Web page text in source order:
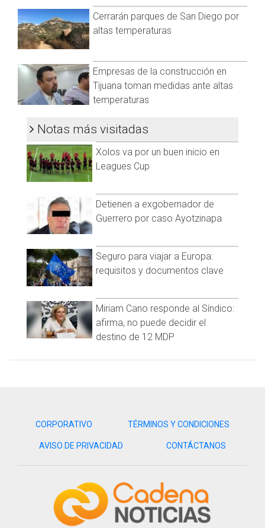
espacios de recreación.
"Tenemos muchas limitantes a veces los espacios hay que
pedirlos, la policía no nos deja trabajar o son muchos
factores que influyen muchas veces en el desarrollo pero
nosotros tratamos de hacerlo de la mejor manera", expresó
Los malabaristas buscan la aceptación de la sociedad, de
cambiar la negatividad que reciben en los cruceros por
tratarse de una actividad callejera pues aseguran que es arte
"Es un poco difícil porque está uno trabajando y también está
llevan presos a la delegación o nos quitan el dinero", lamentó
Cerrarán parques de San Diego por
altas temperaturas
Empresas de la construcción en
Tijuana toman medidas ante altas
temperaturas
Notas más visitadas
Xolos va por un buen inicio en
Leagues Cup
Detienen a exgobernador de
Guerrero por caso Ayotzinapa
Seguro para viajar a Europa:
requisitos y documentos clave
Miriam Cano responde al Síndico:
afirma, no puede decidir el
destino de 12 MDP
CORPORATIVO TÉRMINOS Y CONDICIONES
AVISO DE PRIVACIDAD CONTÁCTANOS